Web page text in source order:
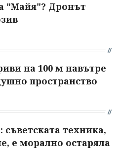
"Майя"? Дронът
на 100 м навътре
пространство
съветската техника,
е морално остаряла